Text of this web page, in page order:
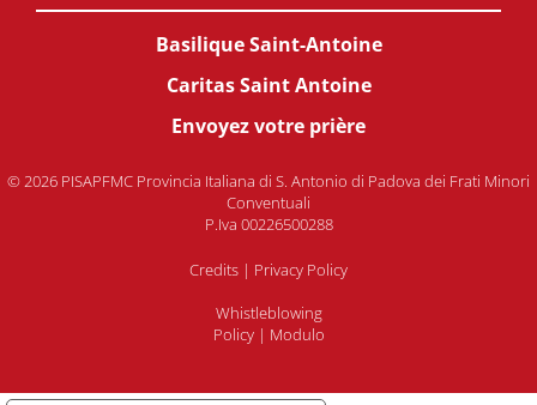
Basilique Saint-Antoine
Caritas Saint Antoine
Envoyez votre prière
© 2026 PISAPFMC Provincia Italiana di S. Antonio di Padova dei Frati Minori
Conventuali
P.Iva 00226500288
Credits | Privacy Policy
Whistleblowing
Policy| Modulo